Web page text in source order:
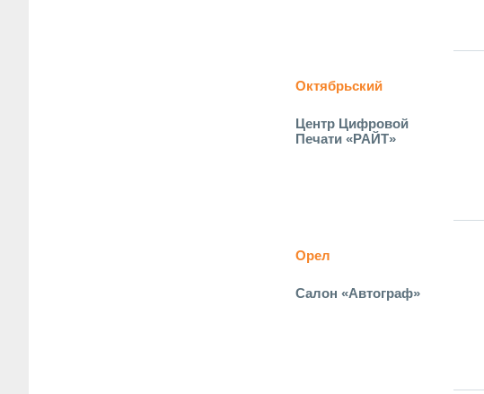
Октябрьский
Центр Цифровой
Печати «РАЙТ»
Орел
Салон «Автограф»